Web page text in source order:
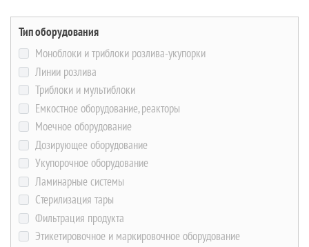
Тип оборудования
Моноблоки и триблоки розлива-укупорки
Линии розлива
Триблоки и мультиблоки
Емкостное оборудование, реакторы
Моечное оборудование
Дозирующее оборудование
Укупорочное оборудование
Ламинарные системы
Стерилизация тары
Фильтрация продукта
Этикетировочное и маркировочное оборудование